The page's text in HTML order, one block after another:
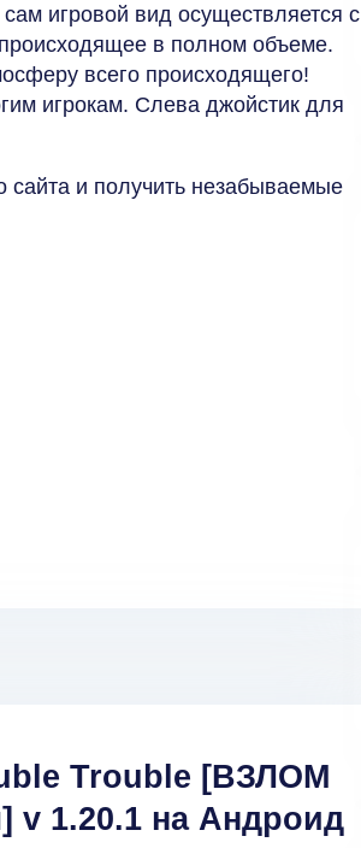
игровой вид осуществляется с
в полном объеме.
всего происходящего!
игрокам. Слева джойстик для
сайта и получить незабываемые
Trouble [ВЗЛОМ
v 1.20.1 на Андроид